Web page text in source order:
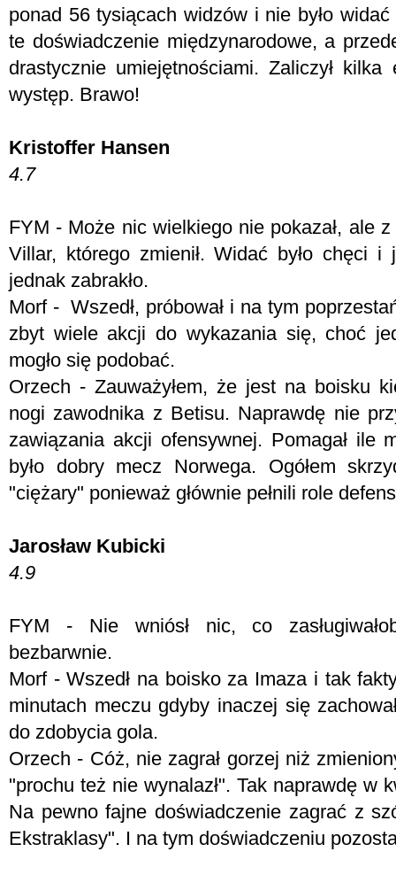
ponad 56 tysiącach widzów i nie było
te doświadczenie międzynarodowe, a
drastycznie umiejętnościami. Zaliczył
występ. Brawo!
Kristoffer Hansen
4.7
FYM - Może nic wielkiego nie pokazał, ale
Villar, którego zmienił. Widać było chęci i
jednak zabrakło.
Morf - Wszedł, próbował i na tym
zbyt wiele akcji do wykazania się, choć
mogło się podobać.
Orzech - Zauważyłem, że jest na boisku
nogi zawodnika z Betisu. Naprawdę nie
zawiązania akcji ofensywnej. Pomagał ile
było dobry mecz Norwega. Ogółem
"ciężary" ponieważ głównie pełnili role
Jarosław Kubicki
4.9
FYM - Nie wniósł nic, co
bezbarwnie.
Morf - Wszedł na boisko za Imaza i tak
minutach meczu gdyby inaczej się
do zdobycia gola.
Orzech - Cóż, nie zagrał gorzej niż
"prochu też nie wynalazł". Tak naprawdę w
Na pewno fajne doświadczenie zagrać z
Ekstraklasy". I na tym doświadczeniu